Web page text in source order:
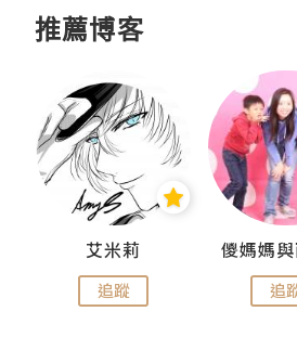
推薦博客
艾米莉
追蹤 追